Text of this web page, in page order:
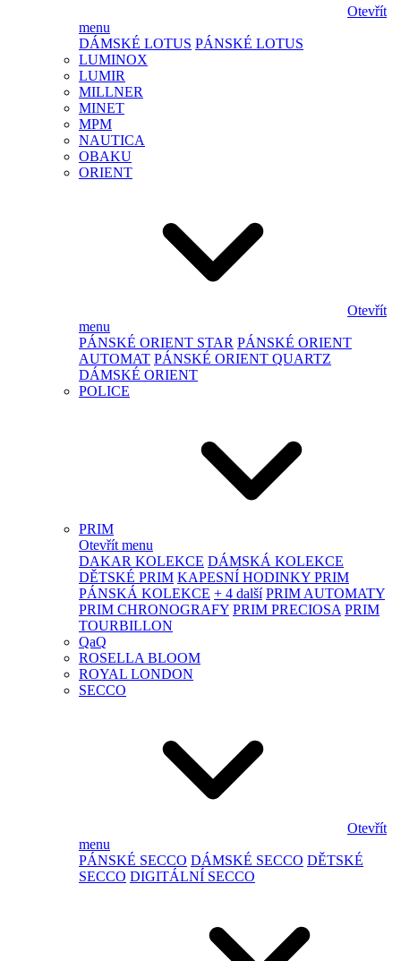
Otevřít
menu
DÁMSKÉ LOTUS PÁNSKÉ LOTUS
LUMINOX
LUMIR
MILLNER
MINET
MPM
NAUTICA
OBAKU
ORIENT
Otevřít
menu
PÁNSKÉ ORIENT STAR PÁNSKÉ ORIENT
AUTOMAT PÁNSKÉ ORIENT QUARTZ
DÁMSKÉ ORIENT
POLICE
PRIM
Otevřít menu
DAKAR KOLEKCE DÁMSKÁ KOLEKCE
DĚTSKÉ PRIM KAPESNÍ HODINKY PRIM
PÁNSKÁ KOLEKCE + 4 další PRIM AUTOMATY
PRIM CHRONOGRAFY PRIM PRECIOSA PRIM
TOURBILLON
QaQ
ROSELLA BLOOM
ROYAL LONDON
SECCO
Otevřít
menu
PÁNSKÉ SECCO DÁMSKÉ SECCO DĚTSKÉ
SECCO DIGITÁLNÍ SECCO